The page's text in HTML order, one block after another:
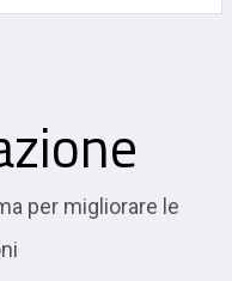
per migliorare le